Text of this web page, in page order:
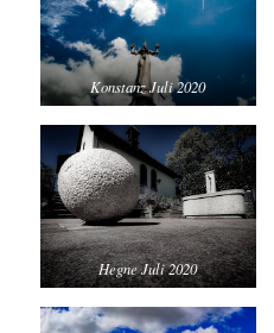
Konstanz Juli 2020
Hegne Juli 2020